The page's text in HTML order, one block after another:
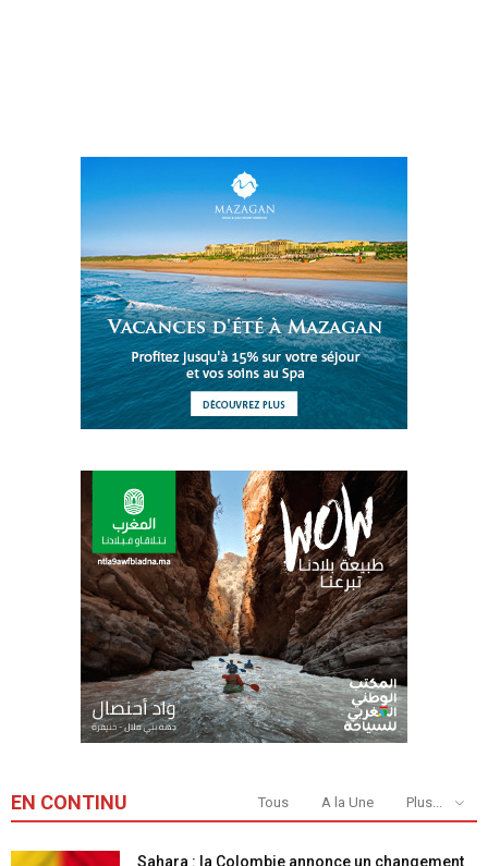
EN CONTINU Tous A la Une Plus...
Sahara : la Colombie annonce un changement